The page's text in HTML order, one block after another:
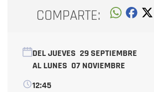
COMPARTE:
DEL JUEVES 29 SEPTIEMBRE
AL LUNES 07 NOVIEMBRE
12:45